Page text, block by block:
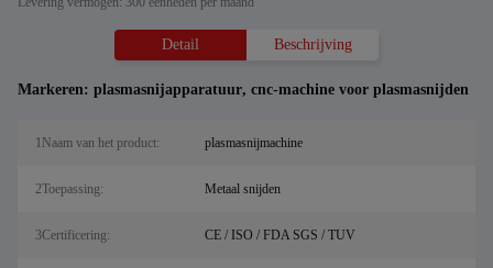
Detail Beschrijving
Markeren: plasmasnijapparatuur, cnc-machine voor plasmasnijden
1Naam van het product: plasmasnijmachine
2Toepassing: Metaal snijden
3Certificering: CE / ISO / FDA SGS / TUV